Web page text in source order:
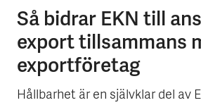
Så bidrar EKN till
export tillsammans
exportföretag
Hållbarhet är en självklar del av